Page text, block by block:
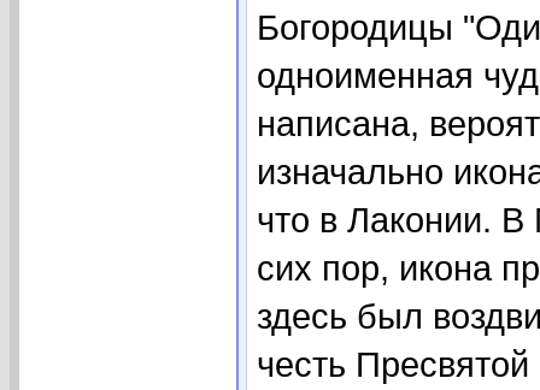
Богородицы
одноименная
написана,
изначально
что в Лаконии.
сих пор, икона
здесь был
честь